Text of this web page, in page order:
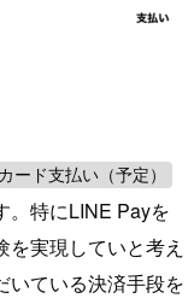
ード支払い（予定）
。特にLINE Payを
実現していと考え
いている決済手段を